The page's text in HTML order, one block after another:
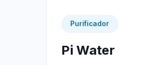
Purificador
Pi Water